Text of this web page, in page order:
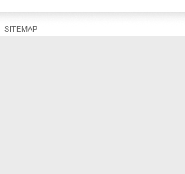
SITEMAP